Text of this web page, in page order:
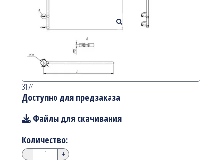
3174
Доступно для предзаказа
Файлы для скачивания
Количество:
- +